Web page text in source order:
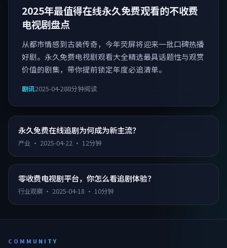
2025年最值得在线永久免费观看的不收费
电视剧盘点
从都市情感到古装传奇，今年荧屏将迎来一批口碑热播
好剧。永久免费电视剧观看大全精选最具话题性与观赏
价值的剧集，带你提前锁定年度必追清单。
剧讯2025-04-288分钟阅读
永久免费在线追剧为何成为新主流？
产业 · 2025-04-22 · 12分钟
零收费电视剧平台，你怎么看追剧体验？
行业观察 · 2025-04-18 · 10分钟
COMMUNITY